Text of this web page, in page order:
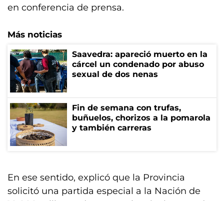
en conferencia de prensa.
Más noticias
Saavedra: apareció muerto en la
cárcel un condenado por abuso
sexual de dos nenas
Fin de semana con trufas,
buñuelos, chorizos a la pomarola
y también carreras
En ese sentido, explicó que la Provincia
solicitó una partida especial a la Nación de